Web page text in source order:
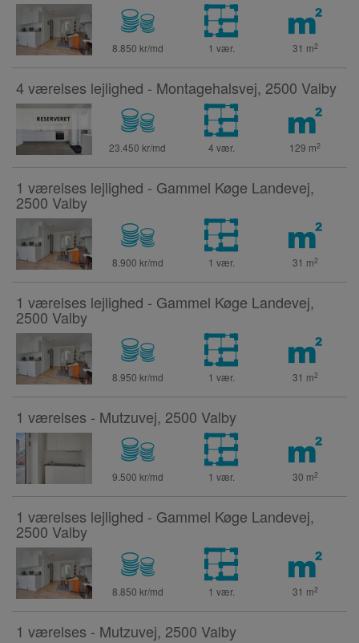
8.850 kr/md 1 vær. 31 m2
4 værelses lejlighed - Montagehalsvej, 2500 Valby
23.450 kr/md 4 vær. 129 m2
1 værelses lejlighed - Gammel Køge Landevej,
2500 Valby
8.900 kr/md 1 vær. 31 m2
1 værelses lejlighed - Gammel Køge Landevej,
2500 Valby
8.950 kr/md 1 vær. 31 m2
1 værelses - Mutzuvej, 2500 Valby
9.500 kr/md 1 vær. 30 m2
1 værelses lejlighed - Gammel Køge Landevej,
2500 Valby
8.850 kr/md 1 vær. 31 m2
1 værelses - Mutzuvej, 2500 Valby